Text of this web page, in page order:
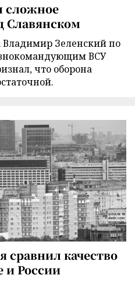
сложное
Славянском
Владимир Зеленский по
ВСУ
что оборона
сравнил качество
и России